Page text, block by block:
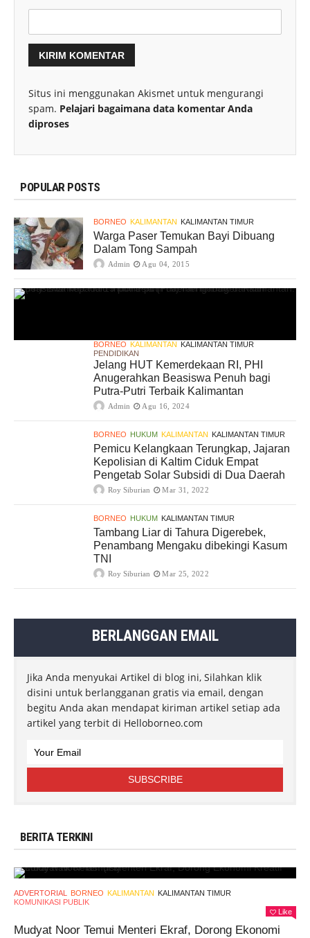
Situs ini menggunakan Akismet untuk mengurangi
spam. Pelajari bagaimana data komentar Anda
diproses
POPULAR POSTS
BORNEO KALIMANTAN KALIMANTAN TIMUR
Warga Paser Temukan Bayi Dibuang
Dalam Tong Sampah
Admin Agu 04, 2015
BORNEO KALIMANTAN
KALIMANTAN TIMUR
PENDIDIKAN
Jelang HUT Kemerdekaan RI, PHI
Anugerahkan Beasiswa Penuh bagi
Putra-Putri Terbaik Kalimantan
Admin Agu 16, 2024
BORNEO HUKUM KALIMANTAN KALIMANTAN TIMUR
Pemicu Kelangkaan Terungkap, Jajaran
Kepolisian di Kaltim Ciduk Empat
Pengetab Solar Subsidi di Dua Daerah
Roy Siburian Mar 31, 2022
BORNEO HUKUM KALIMANTAN TIMUR
Tambang Liar di Tahura Digerebek,
Penambang Mengaku dibekingi Kasum
TNI
Roy Siburian Mar 25, 2022
BERLANGGAN EMAIL
Jika Anda menyukai Artikel di blog ini, Silahkan klik
disini untuk berlangganan gratis via email, dengan
begitu Anda akan mendapat kiriman artikel setiap ada
artikel yang terbit di Helloborneo.com
BERITA TERKINI
ADVERTORIAL BORNEO KALIMANTAN
KALIMANTAN TIMUR
KOMUNIKASI PUBLIK
Like
Mudyat Noor Temui Menteri Ekraf, Dorong Ekonomi